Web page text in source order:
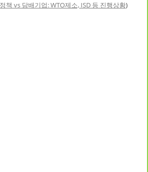
책 vs 담배기업: WTO제소, ISD 등 진행상황)